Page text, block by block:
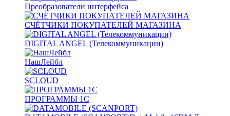
Преобразователи интерфейса
СЧЁТЧИКИ ПОКУПАТЕЛЕЙ МАГАЗИНА
DIGITAL ANGEL (Телекоммуникации)
НашЛейбл
SCLOUD
ПРОГРАММЫ 1С